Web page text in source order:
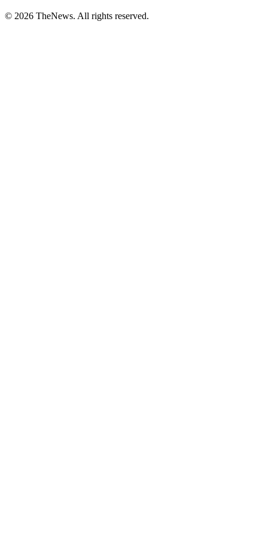
© 2026 TheNews. All rights reserved.